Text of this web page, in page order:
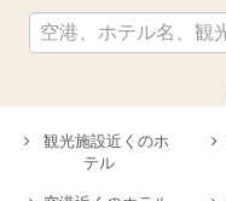
観光施設近くのホ
テル